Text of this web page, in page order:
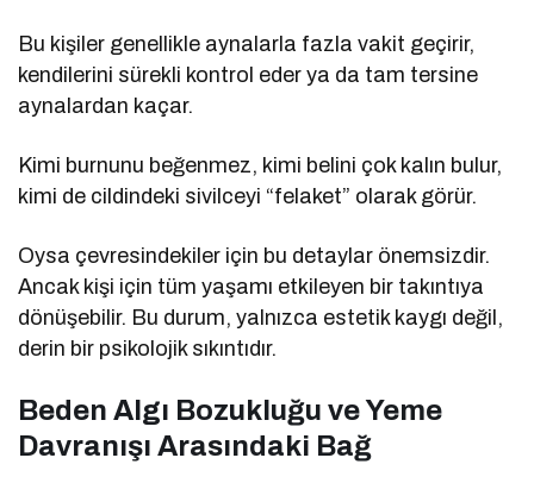
Bu kişiler genellikle aynalarla fazla vakit geçirir,
kendilerini sürekli kontrol eder ya da tam tersine
aynalardan kaçar.
Kimi burnunu beğenmez, kimi belini çok kalın bulur,
kimi de cildindeki sivilceyi “felaket” olarak görür.
Oysa çevresindekiler için bu detaylar önemsizdir.
Ancak kişi için tüm yaşamı etkileyen bir takıntıya
dönüşebilir. Bu durum, yalnızca estetik kaygı değil,
derin bir psikolojik sıkıntıdır.
Beden Algı Bozukluğu ve Yeme
Davranışı Arasındaki Bağ